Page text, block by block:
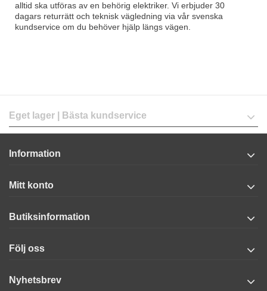
alltid ska utföras av en behörig elektriker. Vi erbjuder 30
dagars returrätt och teknisk vägledning via vår svenska
kundservice om du behöver hjälp längs vägen.
Eget lager | Bästa kundservice
Information
Mitt konto
Butiksinformation
Följ oss
Nyhetsbrev